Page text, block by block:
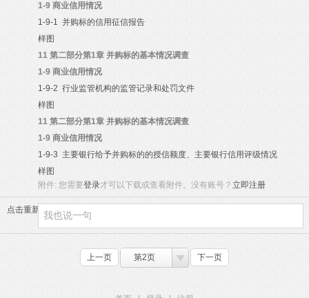
1-9 商业信用情况
1-9-1 并购标的信用征信报告
样图
11 第二部分第1章 并购标的基本情况调查
1-9 商业信用情况
1-9-2 行业监管机构的监管记录和处罚文件
样图
11 第二部分第1章 并购标的基本情况调查
1-9 商业信用情况
1-9-3 主要银行给予并购标的的授信额度、主要银行信用评级情况
样图
附件: 您需要登录才可以下载或查看附件。没有账号？ 立即注册
点击重新加载
上一页 第2页 下一页